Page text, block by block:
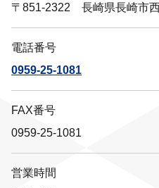
〒851-2322 長崎県長崎市
電話番号
0959-25-1081
FAX番号
0959-25-1081
営業時間